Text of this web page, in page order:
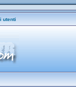
utenti